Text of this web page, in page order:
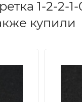
1-2-2-1-
купили